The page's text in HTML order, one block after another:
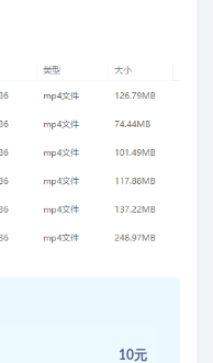
10元